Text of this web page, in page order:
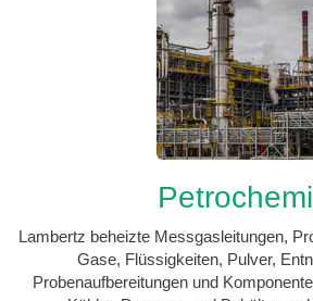
Lambertz beheizte Messgasleitungen,
Gase, Flüssigkeiten, Pulver,
Probenaufbereitungen und